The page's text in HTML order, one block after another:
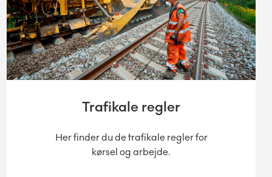
Trafikale regler
Her finder du de trafikale regler for
kørsel og arbejde.